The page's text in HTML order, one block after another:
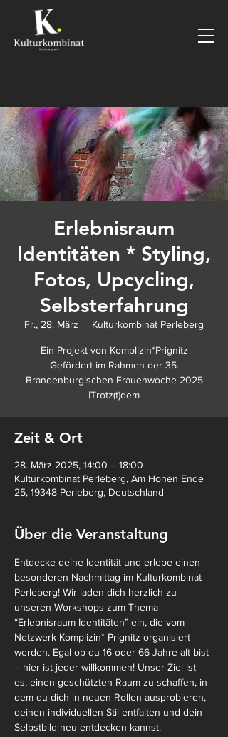
Erlebnisraum
Identitäten * Styling,
Fotos, Upcycling,
Selbsterfahrung
Fr., 28. März
  |
Kulturkombinat Perleberg
Ein Projekt von Komplizin*Prignitz
Gefördert im Rahmen der 35.
Brandenburgischen Frauenwoche 2025
|Trotz(t)dem
Zeit & Ort
28. März 2025, 14:00 – 18:00
Kulturkombinat Perleberg, Am Hohen Ende
25, 19348 Perleberg, Deutschland
Über die Veranstaltung
Entdecke deine Identität und erlebe einen
besonderen Nachmittag im Kulturkombinat
Perleberg! Wir laden dich herzlich zu
unseren Workshops zum Thema
“Erlebnisraum Identitäten” ein, die vom
Netzwerk Komplizin* Prignitz organisiert
werden. Egal ob du 16 oder 66 Jahre alt bist
– hier ist jeder willkommen! Unser Ziel ist
es, einen geschützten Raum zu schaffen, in
dem du dich in neuen Rollen ausprobieren,
deinen individuellen Stil entfalten und dein
Selbstbild neu entdecken kannst.